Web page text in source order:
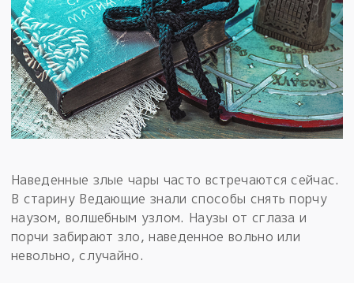
Наведенные злые чары часто встречаются сейчас.
В старину Ведающие знали способы снять порчу
наузом, волшебным узлом. Наузы от сглаза и
порчи забирают зло, наведенное вольно или
невольно, случайно.